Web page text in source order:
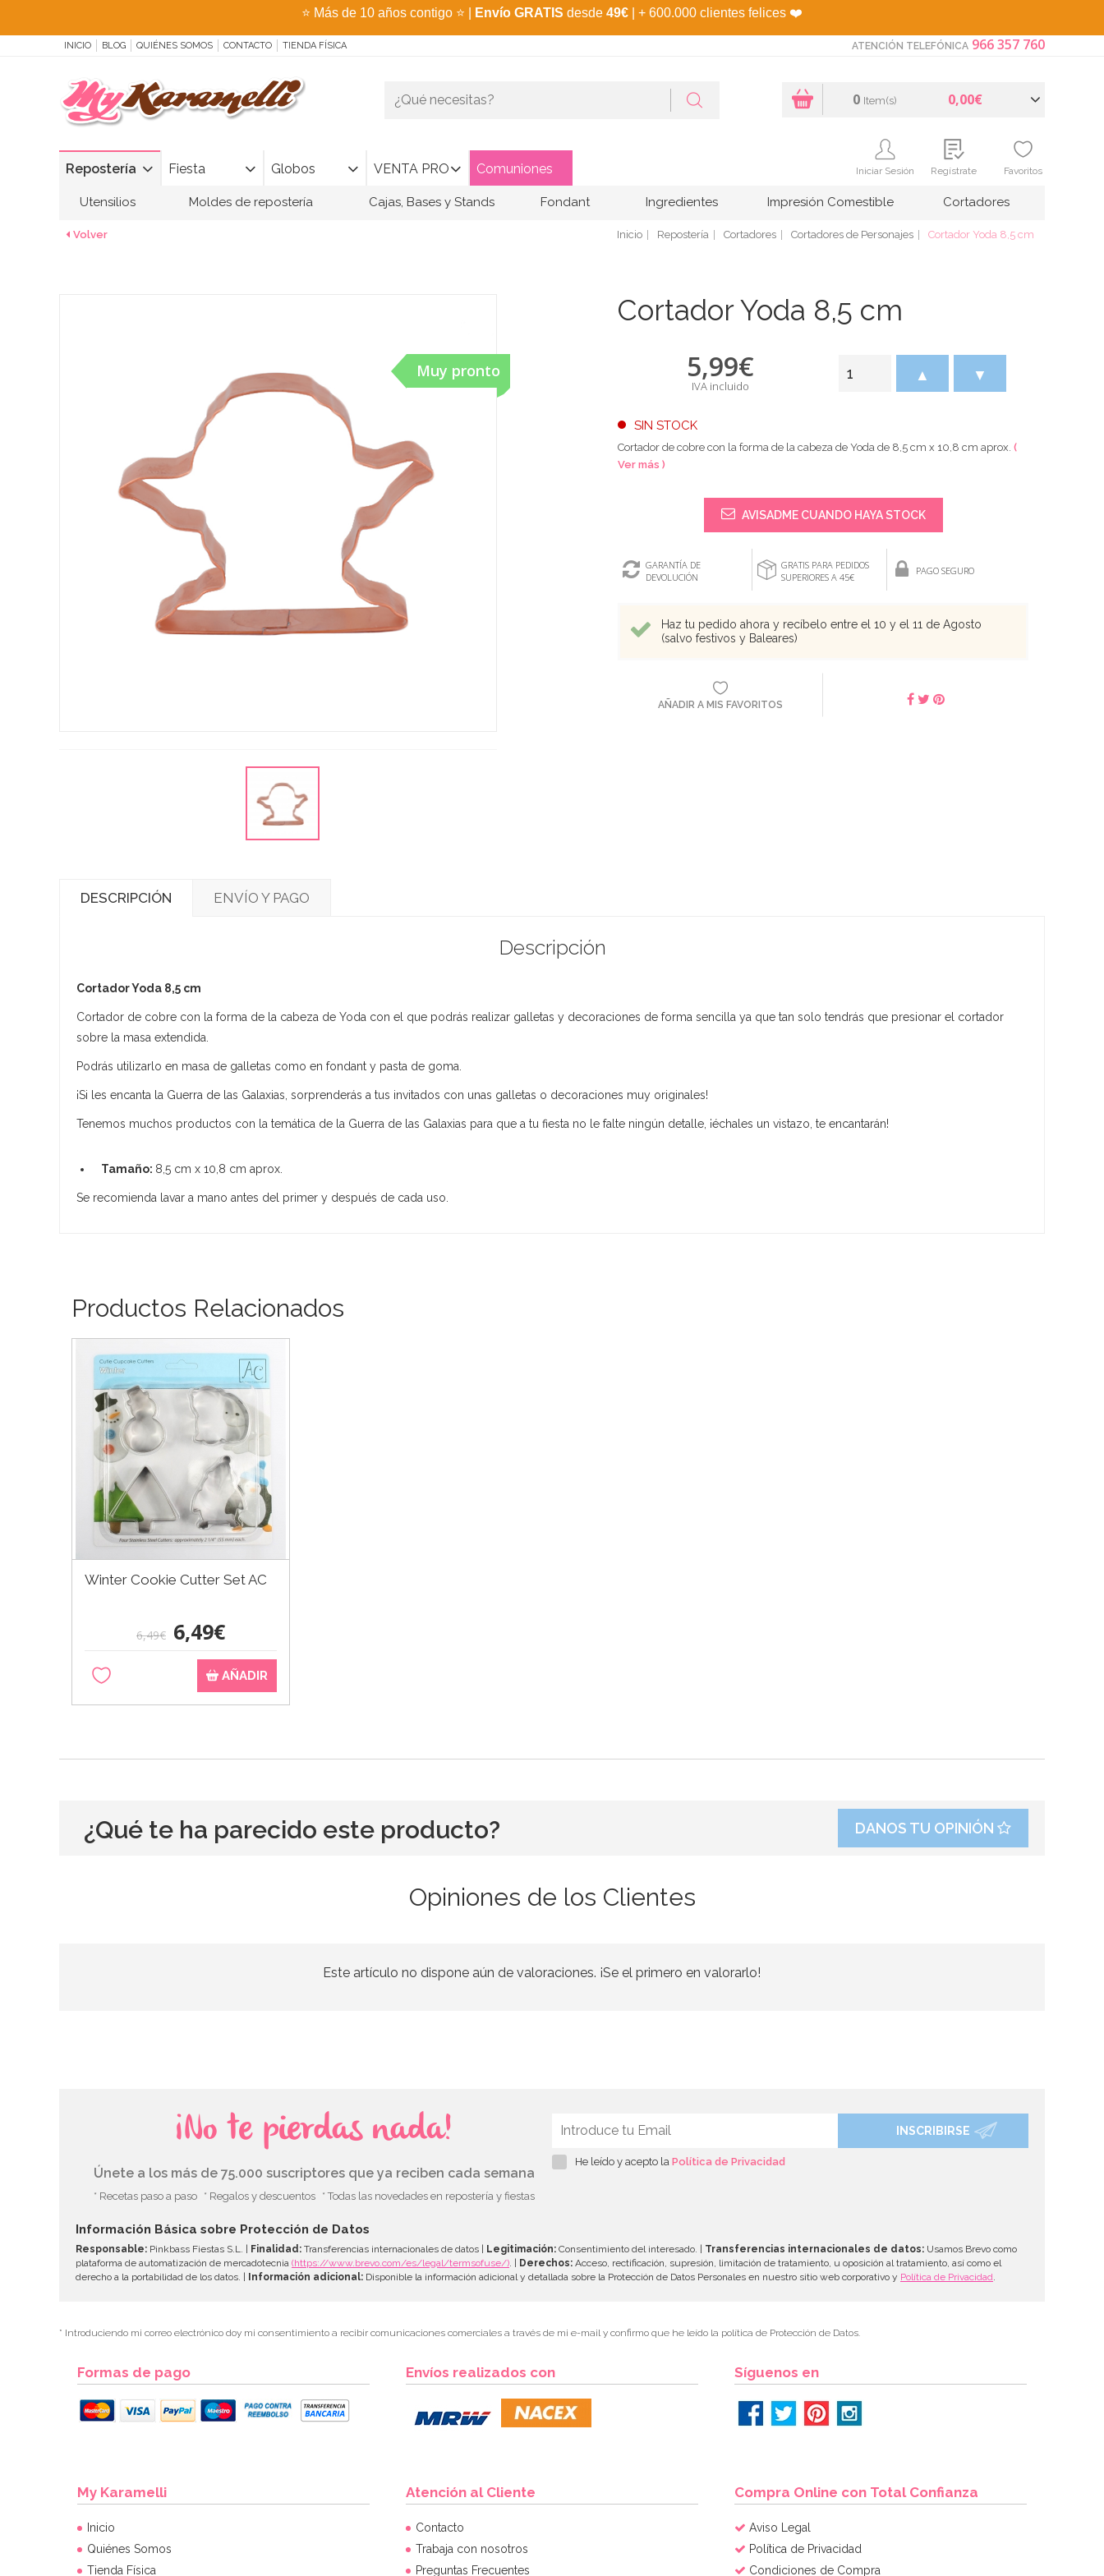
⭐ Más de 10 años contigo ⭐ Envío GRATIS desde 49€ | + 600.000 clientes felices ❤️
INICIO BLOG QUIÉNES SOMOS CONTACTO TIENDA FÍSICA ATENCIÓN TELEFÓNICA 966 357 760
Repostería Fiesta Globos VENTA PRO Comuniones
0 Item(s) 0,00€
Iniciar Sesión Regístrate Favoritos
Utensilios Moldes de repostería Cajas, Bases y Stands Fondant Ingredientes Impresión Comestible Cortadores
Volver Inicio Repostería Cortadores Cortadores de Personajes Cortador Yoda 8,5 cm
Muy pronto
Cortador Yoda 8,5 cm
5,99€
IVA incluido
SIN STOCK
▲ ▼
Cortador de cobre con la forma de la cabeza de Yoda de 8,5 cm x 10,8 cm aprox. (
Ver más )
AVISADME CUANDO HAYA STOCK
GARANTÍA DE
DEVOLUCIÓN
GRATIS PARA PEDIDOS
SUPERIORES A 45€
PAGO SEGURO
Haz tu pedido ahora y recíbelo entre el 10 y el 11 de Agosto
(salvo festivos y Baleares)
AÑADIR A MIS FAVORITOS
DESCRIPCIÓN ENVÍO Y PAGO
Descripción
Cortador Yoda 8,5 cm
Cortador de cobre con la forma de la cabeza de Yoda con el que podrás realizar galletas y decoraciones de forma sencilla ya que tan solo tendrás que presionar el cortador
sobre la masa extendida.
Podrás utilizarlo en masa de galletas como en fondant y pasta de goma.
¡Si les encanta la Guerra de las Galaxias, sorprenderás a tus invitados con unas galletas o decoraciones muy originales!
Tenemos muchos productos con la temática de la Guerra de las Galaxias para que a tu fiesta no le falte ningún detalle, ¡échales un vistazo, te encantarán!
Tamaño: 8,5 cm x 10,8 cm aprox.
Se recomienda lavar a mano antes del primer y después de cada uso.
Productos Relacionados
Winter Cookie Cutter Set AC
6,49€ 6,49€
AÑADIR
¿Qué te ha parecido este producto? DANOS TU OPINIÓN
Opiniones de los Clientes
Este artículo no dispone aún de valoraciones. ¡Se el primero en valorarlo!
¡No te pierdas nada!
Únete a los más de 75.000 suscriptores que ya reciben cada semana
* Recetas paso a paso * Regalos y descuentos * Todas las novedades en repostería y fiestas
INSCRIBIRSE
He leído y acepto la Política de Privacidad
Información Básica sobre Protección de Datos
Responsable: Pinkbass Fiestas S.L. | Finalidad: Transferencias internacionales de datos | Legitimación: Consentimiento del interesado. | Transferencias internacionales de datos: Usamos Brevo como
plataforma de automatización de mercadotecnia (https://www.brevo.com/es/legal/termsofuse/) . | Derechos: Acceso, rectificación, supresión, limitación de tratamiento, u oposición al tratamiento, así como el
derecho a la portabilidad de los datos. | Información adicional: Disponible la información adicional y detallada sobre la Protección de Datos Personales en nuestro sitio web corporativo y Política de Privacidad
* Introduciendo mi correo electrónico doy mi consentimiento a recibir comunicaciones comerciales a través de mi e-mail y confirmo que he leído la política de Protección de Datos.
Formas de pago Envíos realizados con Síguenos en
My Karamelli
Inicio
Quiénes Somos
Tienda Física
Atención al Cliente
Contacto
Trabaja con nosotros
Preguntas Frecuentes
Compra Online con Total Confianza
Aviso Legal
Política de Privacidad
Condiciones de Compra